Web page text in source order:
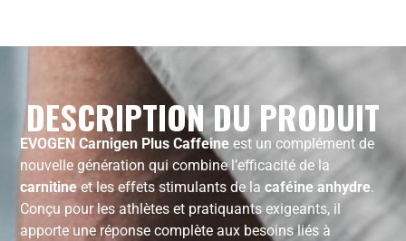
DESCRIPTION DU PRODUIT
EVOGEN Carnigen Plus Caffeine est un complément de
nouvelle génération qui combine l’efficacité de la
carnitineet les effets stimulants de lacaféine anhydre.
Conçu pour les athlètes et pratiquants exigeants, il
apporte une réponse complète aux besoins liés à